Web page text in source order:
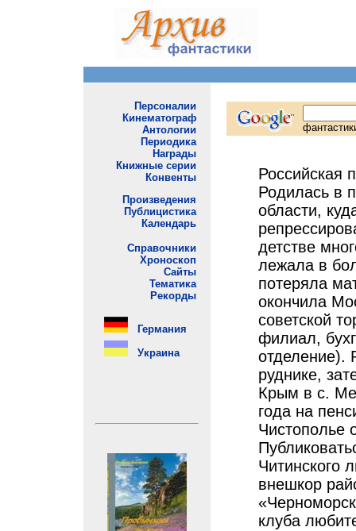
Российская
Родилась в
области,
детстве
лежала в
потеряла
окончила
советской
филиал,
отделение).
руднике,
Крым в с.
года на
Чистополье
Читинского
внешкор
клуба